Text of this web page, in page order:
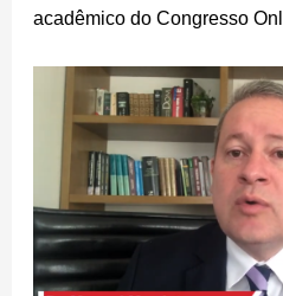
acadêmico do Congresso